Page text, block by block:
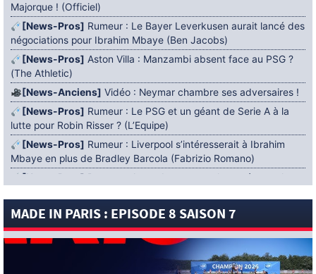
Majorque ! (Officiel)
[News-Pros] Rumeur : Le Bayer Leverkusen aurait lancé des
négociations pour Ibrahim Mbaye (Ben Jacobs)
[News-Pros] Aston Villa : Manzambi absent face au PSG ?
(The Athletic)
[News-Anciens] Vidéo : Neymar chambre ses adversaires !
[News-Pros] Rumeur : Le PSG et un géant de Serie A à la
lutte pour Robin Risser ? (L’Equipe)
[News-Pros] Rumeur : Liverpool s’intéresserait à Ibrahim
Mbaye en plus de Bradley Barcola (Fabrizio Romano)
[News-Pros]
Rumeur : Accord contractuel trouvé entre le
[News-Pros]Rumeur : Le PSG aurait lancé un ultimatum
pour boucler le dossier Ferran Torres (Matteo Moretto)
4 AOÛT 2026
Mercato : Khalil Ayari prêté à Dunkerque
MADE IN PARIS : EPISODE 8 SAISON 7